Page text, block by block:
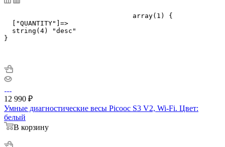
  ["QUANTITY"]=>
  string(4) "desc"
}
12 990 ₽
Умные диагностические весы Picooc S3 V2, Wi-Fi. Цвет:
белый
В корзину